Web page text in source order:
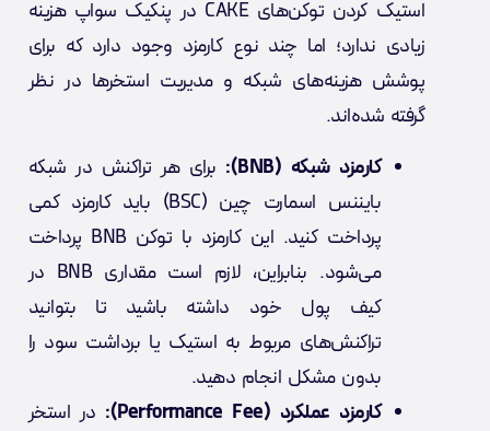
استیک کردن توکن‌های CAKE در پنکیک سواپ هزینه
زیادی ندارد؛ اما چند نوع کارمزد وجود دارد که برای
پوشش هزینه‌های شبکه و مدیریت استخرها در نظر
گرفته شده‌اند.
کارمزد شبکه (BNB):
برای هر تراکنش در شبکه
بایننس اسمارت چین (BSC) باید کارمزد کمی
پرداخت کنید. این کارمزد با توکن BNB پرداخت
می‌شود. بنابراین، لازم است مقداری BNB در
کیف پول خود داشته باشید تا بتوانید
تراکنش‌های مربوط به استیک یا برداشت سود را
بدون مشکل انجام دهید.
کارمزد عملکرد (Performance Fee):
در استخر